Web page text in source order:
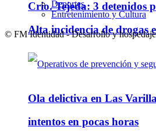
Crio. Tejeda: 3 detenidos
Alta incidencia de drogas
Ola delictiva en Las
intentos en pocas horas
Deportes
Entretenimiento y Cultura
© FM Identidad - Desarrollo y